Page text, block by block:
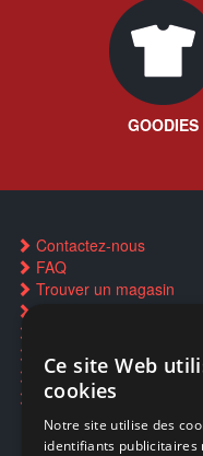
GOODIES
Contactez-nous
FAQ
Trouver un magasin
Restauration CD griffés
Réparations & SAV
Smartpoints
Ce site Web
cookies
Notre site utilise des
identifiants publicitaires